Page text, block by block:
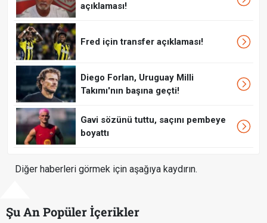
açıklaması!
Fred için transfer açıklaması!
Diego Forlan, Uruguay Milli
Takımı'nın başına geçti!
Gavi sözünü tuttu, saçını pembeye
boyattı
Diğer haberleri görmek için aşağıya kaydırın.
Şu An Popüler İçerikler